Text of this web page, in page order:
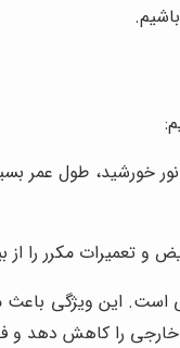
خورشید، طول عمر
و تعمیرات مکرر را از
است. این ویژگی
را کاهش دهد و